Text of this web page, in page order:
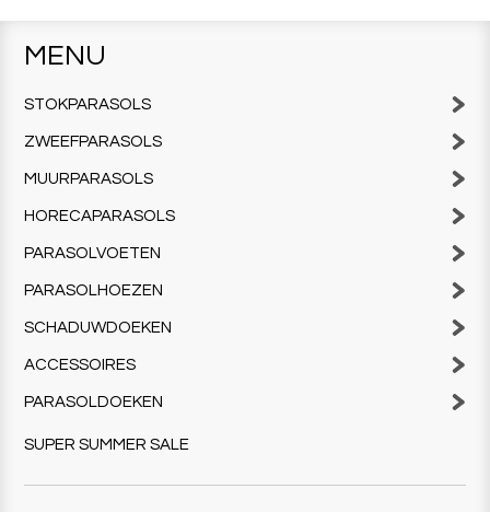
MENU
STOKPARASOLS
ZWEEFPARASOLS
MUURPARASOLS
HORECAPARASOLS
PARASOLVOETEN
PARASOLHOEZEN
SCHADUWDOEKEN
ACCESSOIRES
PARASOLDOEKEN
SUPER SUMMER SALE